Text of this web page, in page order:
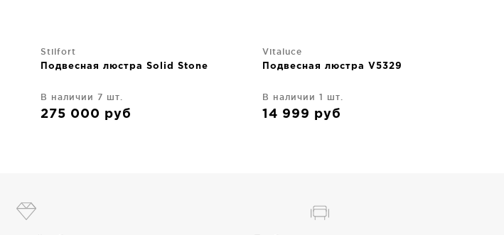
Stilfort
Подвесная люстра Solid Stone
В наличии 7 шт.
275 000 руб
Vitaluce
Подвесная люстра V5329
В наличии 1 шт.
14 999 руб